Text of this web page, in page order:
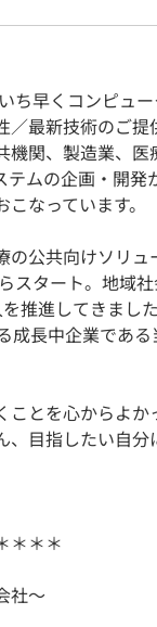
ち早くコンピュ
／最新技術のご
機関、製造業、
テムの企画・開
なっています。
の公共向けソリ
スタート。地域
推進してきました
成長中企業であ
ことを心からよ
、目指したい自
＊＊＊
社〜